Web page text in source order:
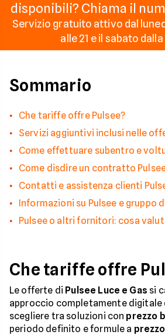
disponibili? Chiama il
Servizio gratuito attivo dal
alle 21 e il sabato dalla
Sommario
Che tariffe offre Pulsee?
Servizi aggiuntivi inclusi nelle
Come effettuare subentro e
Come disdire un contratto
Contatti e assistenza clienti
Informazioni su Pulsee e gruppo
Pulsee o altri fornitori: cosa
Che tariffe offre
Le offerte di Pulsee Luce e Gas si
approccio completamente digitale
scegliere tra soluzioni con prezzo
periodo definito e formule a